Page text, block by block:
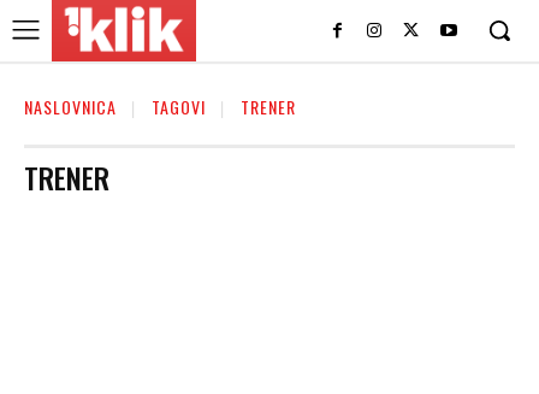
NASLOVNICA TAGOVI TRENER
TRENER